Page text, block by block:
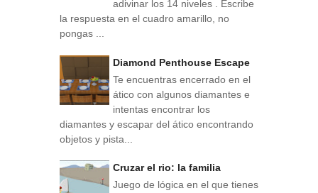
adivinar los 14 niveles . Escribe
la respuesta en el cuadro amarillo, no
pongas ...
Diamond Penthouse Escape
Te encuentras encerrado en el
ático con algunos diamantes e
intentas encontrar los
diamantes y escapar del ático encontrando
objetos y pista...
Cruzar el rio: la familia
Juego de lógica en el que tienes